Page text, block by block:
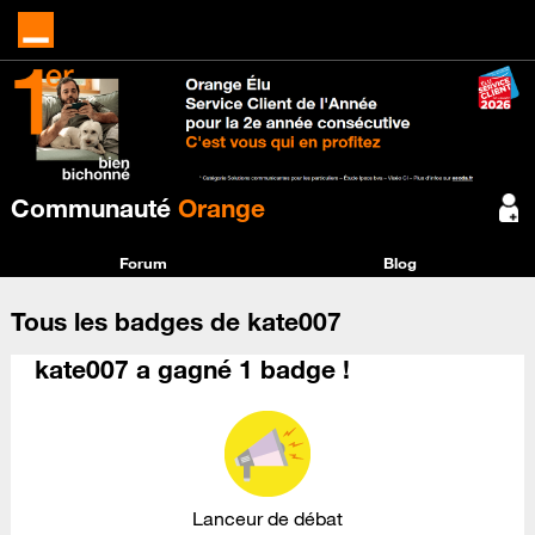
Communauté Orange
Forum Blog
Tous les badges de kate007
kate007 a gagné 1 badge !
Lanceur de débat